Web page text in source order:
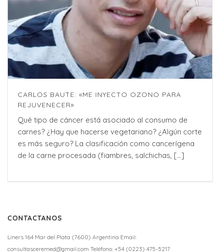
CARLOS BAUTE: «ME INYECTO OZONO PARA
REJUVENECER»
Qué tipo de cáncer está asociado al consumo de
carnes? ¿Hay que hacerse vegetariano? ¿Algún corte
es más seguro? La clasificación como cancerígena
de la carne procesada (fiambres, salchichas, [...]
CONTACTANOS
Liners 164 Mar del Plata (7600) Argentina Email:
consultasceremed@gmail.com Teléfono: +54 (0223) 475-5217